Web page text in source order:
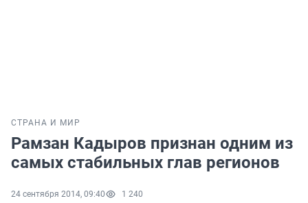
СТРАНА И МИР
Рамзан Кадыров признан одним из
самых стабильных глав регионов
24 сентября 2014, 09:40 1 240